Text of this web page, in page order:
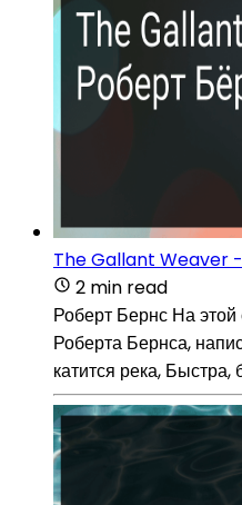
The Gallant Weaver
2 min read
Роберт Бернс На этой
Роберта Бернса,
катится река, Быстра,